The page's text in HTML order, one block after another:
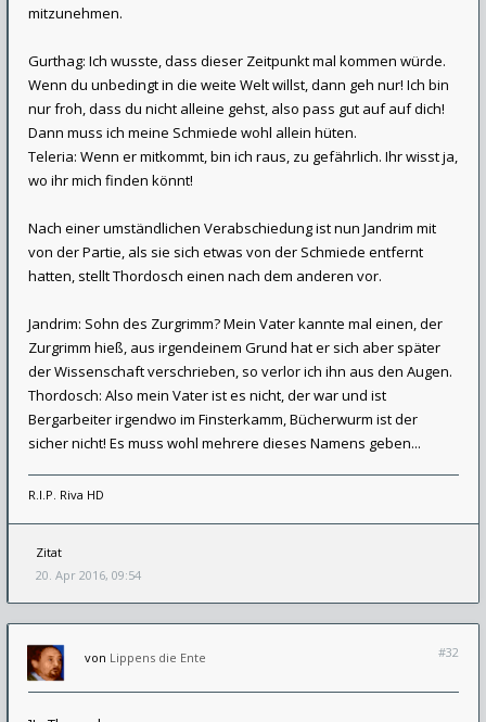
mitzunehmen.
Gurthag: Ich wusste, dass dieser Zeitpunkt mal kommen würde.
Wenn du unbedingt in die weite Welt willst, dann geh nur! Ich bin
nur froh, dass du nicht alleine gehst, also pass gut auf auf dich!
Dann muss ich meine Schmiede wohl allein hüten.
Teleria: Wenn er mitkommt, bin ich raus, zu gefährlich. Ihr wisst ja,
wo ihr mich finden könnt!
Nach einer umständlichen Verabschiedung ist nun Jandrim mit
von der Partie, als sie sich etwas von der Schmiede entfernt
hatten, stellt Thordosch einen nach dem anderen vor.
Jandrim: Sohn des Zurgrimm? Mein Vater kannte mal einen, der
Zurgrimm hieß, aus irgendeinem Grund hat er sich aber später
der Wissenschaft verschrieben, so verlor ich ihn aus den Augen.
Thordosch: Also mein Vater ist es nicht, der war und ist
Bergarbeiter irgendwo im Finsterkamm, Bücherwurm ist der
sicher nicht! Es muss wohl mehrere dieses Namens geben...
R.I.P. Riva HD
Zitat
20. Apr 2016, 09:54
#32
von Lippens die Ente